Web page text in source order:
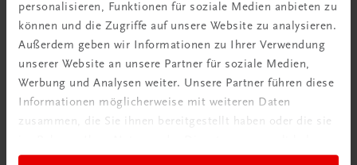
personalisieren, Funktionen für soziale Medien anbieten zu
können und die Zugriffe auf unsere Website zu analysieren.
Außerdem geben wir Informationen zu Ihrer Verwendung
unserer Website an unsere Partner für soziale Medien,
Werbung und Analysen weiter. Unsere Partner führen diese
Informationen möglicherweise mit weiteren Daten
zusammen, die Sie ihnen bereitgestellt haben oder die sie